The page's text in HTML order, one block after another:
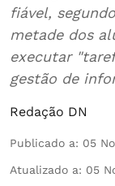
fiável,
metade dos
executar
gestão de
Redação DN
Publicado a: 05
Atualizado a: 05